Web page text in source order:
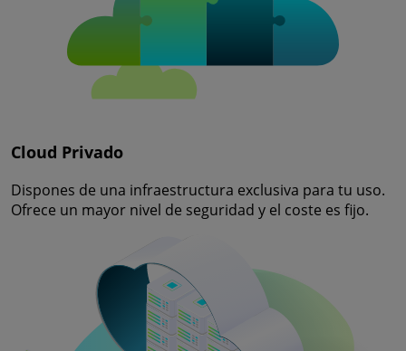
Cloud Privado
Dispones de una infraestructura exclusiva para tu uso.
Ofrece un mayor nivel de seguridad y el coste es fijo.